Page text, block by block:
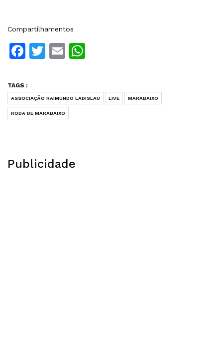
Compartilhamentos
Facebook
Twitter
Email
TAGS :
ASSOCIAÇÃO RAIMUNDO LADISLAU LIVE MARABAIXO
RODA DE MARABAIXO
Publicidade